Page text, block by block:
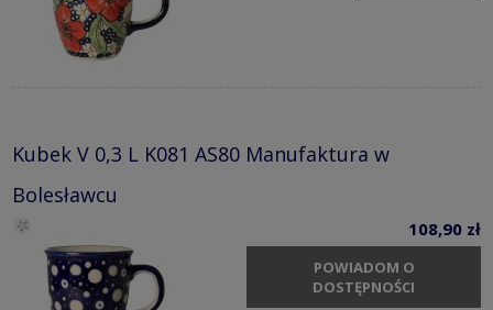
Kubek V 0,3 L K081 AS80 Manufaktura w
Bolesławcu
108,90 zł
POWIADOM O
DOSTĘPNOŚCI